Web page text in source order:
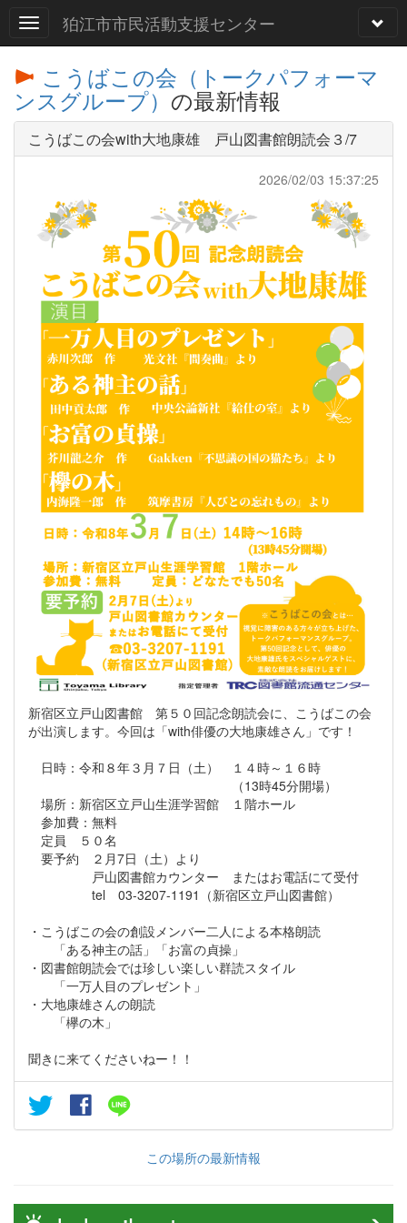
狛江市市民活動支援センター
こうばこの会（トークパフォーマ
ンスグループ） の最新情報
こうばこの会with大地康雄 戸山図書館朗読会３/7
2026/02/03 15:37:25
新宿区立戸山図書館 第５０回記念朗読会に、こうばこの会
が出演します。今回は「with俳優の大地康雄さん」です！
日時：令和８年３月７日（土） １４時～１６時
（13時45分開場）
場所：新宿区立戸山生涯学習館 １階ホール
参加費：無料
定員 ５０名
要予約 ２月7日（土）より
戸山図書館カウンター またはお電話にて受付
tel 03-3207-1191（新宿区立戸山図書館）
・こうばこの会の創設メンバー二人による本格朗読
「ある神主の話」「お富の貞操」
・図書館朗読会では珍しい楽しい群読スタイル
「一万人目のプレゼント」
・大地康雄さんの朗読
「欅の木」
聞きに来てくださいねー！！
この場所の最新情報